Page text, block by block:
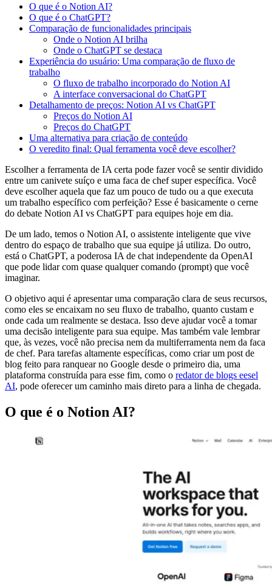
O que é o Notion AI?
O que é o ChatGPT?
Comparação de funcionalidades principais
Onde o Notion AI brilha
Onde o ChatGPT se destaca
Experiência do usuário: Uma comparação de fluxo de
trabalho
O fluxo de trabalho incorporado do Notion AI
A interface conversacional do ChatGPT
Detalhamento de preços: Notion AI vs ChatGPT
Preços do Notion AI
Preços do ChatGPT
Uma alternativa para criação de conteúdo
O veredito final: Qual ferramenta você deve escolher?
Escolher a ferramenta de IA certa pode fazer você se sentir dividido
entre um canivete suíço e uma faca de chef super específica. Você
deve escolher aquela que faz um pouco de tudo ou a que executa
um trabalho específico com perfeição? Esse é basicamente o cerne
do debate Notion AI vs ChatGPT para equipes hoje em dia.
De um lado, temos o Notion AI, o assistente inteligente que vive
dentro do espaço de trabalho que sua equipe já utiliza. Do outro,
está o ChatGPT, a poderosa IA de chat independente da OpenAI
que pode lidar com quase qualquer comando (prompt) que você
imaginar.
O objetivo aqui é apresentar uma comparação clara de seus recursos,
como eles se encaixam no seu fluxo de trabalho, quanto custam e
onde cada um realmente se destaca. Isso deve ajudar você a tomar
uma decisão inteligente para sua equipe. Mas também vale lembrar
que, às vezes, você não precisa nem da multiferramenta nem da faca
de chef. Para tarefas altamente específicas, como criar um post de
blog feito para ranquear no Google desde o primeiro dia, uma
plataforma construída para esse fim, como o redator de blogs eesel
AI, pode oferecer um caminho mais direto para a linha de chegada.
O que é o Notion AI?